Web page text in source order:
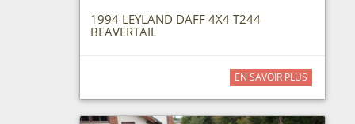
1994 LEYLAND DAFF 4X4 T244
BEAVERTAIL
EN SAVOIR PLUS